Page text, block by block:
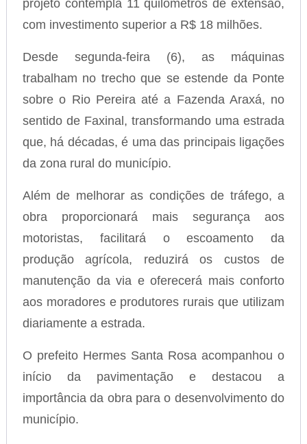
projeto contempla 11 quilômetros de extensão,
com investimento superior a R$ 18 milhões.
Desde segunda-feira (6), as máquinas
trabalham no trecho que se estende da Ponte
sobre o Rio Pereira até a Fazenda Araxá, no
sentido de Faxinal, transformando uma estrada
que, há décadas, é uma das principais ligações
da zona rural do município.
Além de melhorar as condições de tráfego, a
obra proporcionará mais segurança aos
motoristas, facilitará o escoamento da
produção agrícola, reduzirá os custos de
manutenção da via e oferecerá mais conforto
aos moradores e produtores rurais que utilizam
diariamente a estrada.
O prefeito Hermes Santa Rosa acompanhou o
início da pavimentação e destacou a
importância da obra para o desenvolvimento do
município.